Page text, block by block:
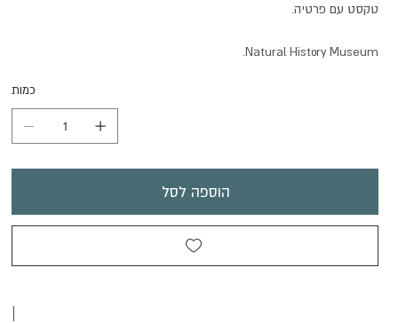
טקסט עם פרטיה.
Natural History Museum.
כמות
הוספה לסל
|